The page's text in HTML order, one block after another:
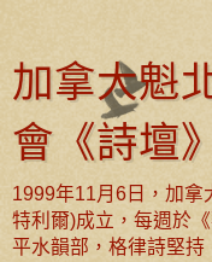
加拿大魁
會《詩壇》
1999年11月6日，加拿
特利爾)成立，每週於
平水韻部，格律詩堅